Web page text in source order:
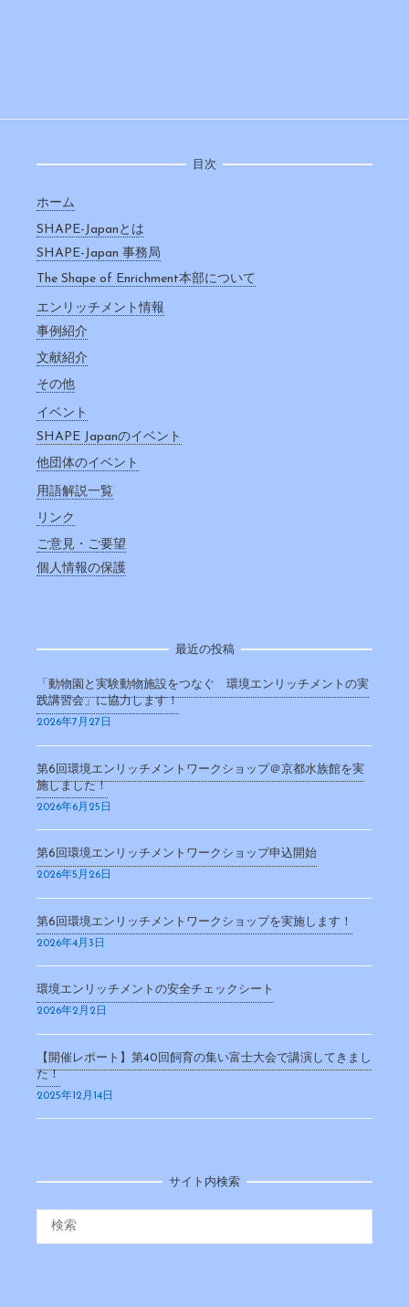
目次
ホーム
SHAPE-Japanとは
SHAPE-Japan 事務局
The Shape of Enrichment本部について
エンリッチメント情報
事例紹介
文献紹介
その他
イベント
SHAPE Japanのイベント
他団体のイベント
用語解説一覧
リンク
ご意見・ご要望
個人情報の保護
最近の投稿
「動物園と実験動物施設をつなぐ 環境エンリッチメントの実
践講習会」に協力します！
2026年7月27日
第6回環境エンリッチメントワークショップ＠京都水族館を実
施しました！
2026年6月25日
第6回環境エンリッチメントワークショップ申込開始
2026年5月26日
第6回環境エンリッチメントワークショップを実施します！
2026年4月3日
環境エンリッチメントの安全チェックシート
2026年2月2日
【開催レポート】第40回飼育の集い富士大会で講演してきまし
た！
2025年12月14日
サイト内検索